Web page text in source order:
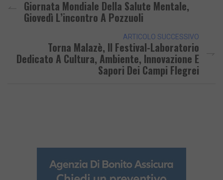
Giornata Mondiale Della Salute Mentale,
Giovedì L’incontro A Pozzuoli
ARTICOLO SUCCESSIVO
Torna Malazè, Il Festival-Laboratorio
Dedicato A Cultura, Ambiente, Innovazione E
Sapori Dei Campi Flegrei